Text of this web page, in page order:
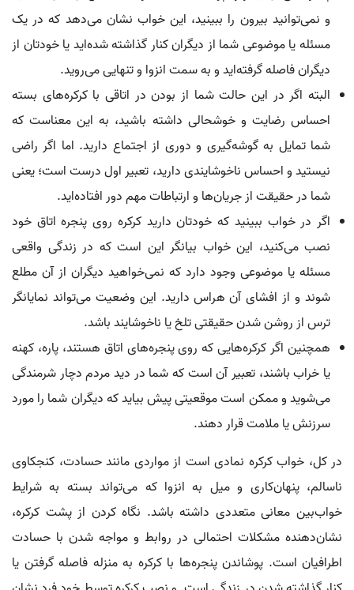
و نمی‌توانید بیرون را ببینید، این خواب نشان می‌دهد که در یک
مسئله یا موضوعی شما از دیگران کنار گذاشته شده‌اید یا خودتان از
دیگران فاصله گرفته‌اید و به سمت انزوا و تنهایی می‌روید.
البته اگر در این حالت شما از بودن در اتاقی با کرکره‌های بسته
احساس رضایت و خوشحالی داشته باشید، به این معناست که
شما تمایل به گوشه‌گیری و دوری از اجتماع دارید. اما اگر راضی
نیستید و احساس ناخوشایندی دارید، تعبیر اول درست است؛ یعنی
شما در حقیقت از جریان‌ها و ارتباطات مهم دور افتاده‌اید.
اگر در خواب ببینید که خودتان دارید کرکره روی پنجره اتاق خود
نصب می‌کنید، این خواب بیانگر این است که در زندگی واقعی
مسئله یا موضوعی وجود دارد که نمی‌خواهید دیگران از آن مطلع
شوند و از افشای آن هراس دارید. این وضعیت می‌تواند نمایانگر
ترس از روشن شدن حقیقتی تلخ یا ناخوشایند باشد.
همچنین اگر کرکره‌هایی که روی پنجره‌های اتاق هستند، پاره، کهنه
یا خراب باشند، تعبیر آن است که شما در دید مردم دچار شرمندگی
می‌شوید و ممکن است موقعیتی پیش بیاید که دیگران شما را مورد
سرزنش یا ملامت قرار دهند.
در کل، خواب کرکره نمادی است از مواردی مانند حسادت، کنجکاوی
ناسالم، پنهان‌کاری و میل به انزوا که می‌تواند بسته به شرایط
خواب‌بین معانی متعددی داشته باشد. نگاه کردن از پشت کرکره،
نشان‌دهنده مشکلات احتمالی در روابط و مواجه شدن با حسادت
اطرافیان است. پوشاندن پنجره‌ها با کرکره به منزله فاصله گرفتن یا